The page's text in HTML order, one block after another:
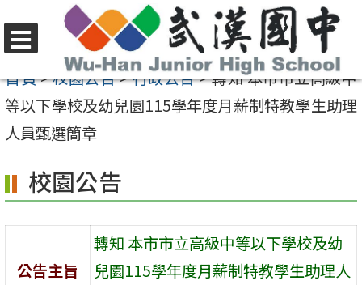
至
要
內
區
選
單
首頁>校園公告>行政公告>轉知 本市市立高級中
等以下學校及幼兒園115學年度月薪制特教學生助理
人員甄選簡章
校園公告
公告主旨
轉知 本市市立高級中等以下學校及幼
兒園115學年度月薪制特教學生助理人